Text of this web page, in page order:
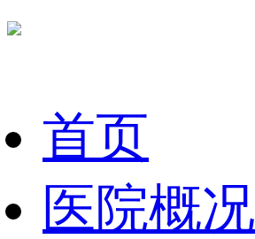
首页
医院概况